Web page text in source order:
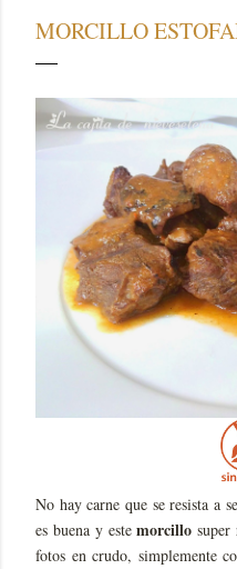
MORCILLO
No hay carne que se resista a
es buena y estemorcillo
fotos en crudo, simplemente